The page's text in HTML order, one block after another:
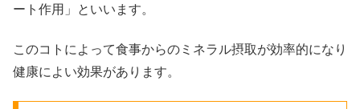
ート作用」といいます。
このコトによって食事からのミネラル摂取が効率的になり
健康によい効果があります。